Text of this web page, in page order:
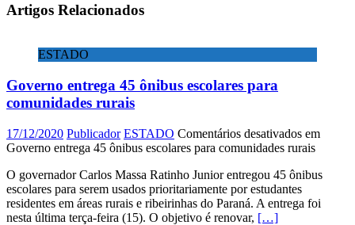
Artigos Relacionados
ESTADO
Governo entrega 45 ônibus escolares para
comunidades rurais
17/12/2020 Publicador ESTADO Comentários desativados em
Governo entrega 45 ônibus escolares para comunidades rurais
O governador Carlos Massa Ratinho Junior entregou 45 ônibus
escolares para serem usados prioritariamente por estudantes
residentes em áreas rurais e ribeirinhas do Paraná. A entrega foi
nesta última terça-feira (15). O objetivo é renovar, […]